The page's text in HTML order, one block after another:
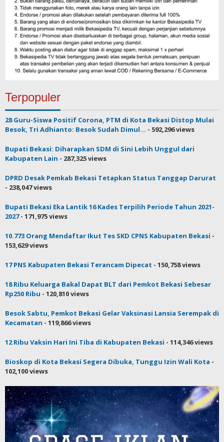
Terpopuler
28 Guru-Siswa Positif Corona, PTM di Kota Bekasi Distop Mulai
Besok, Tri Adhianto: Besok Sudah Dimul... - 592,296 views
Bupati Bekasi: Diharapkan SDM di Sini Lebih Unggul dari
Kabupaten Lain - 287,325 views
DPRD Desak Pemkab Bekasi Tetapkan Status Tanggap Darurat
- 238,047 views
Bupati Bekasi Eka Lantik 16 Kades Terpilih Periode Tahun 2021-
2027- 171,975 views
10.773 Orang Mendaftar Ikut Tes SKD CPNS Kabupaten Bekasi -
153,629 views
17 PNS Kabupaten Bekasi Terancam Dipecat - 150,758 views
18 Ribu Keluarga Bakal Dapat BLT dari Pemkot Bekasi Sebesar
Rp250 Ribu - 120,810 views
Besok Sabtu, Pemkot Bekasi Gelar Vaksinasi Lansia Serempak di
Kecamatan - 119,866 views
12 Ribu Vaksin Hari Ini Tiba di Kabupaten Bekasi - 114,346 views
Bioskop di Kota Bekasi Segera Dibuka, Tunggu Izin Wali Kota -
102,100 views